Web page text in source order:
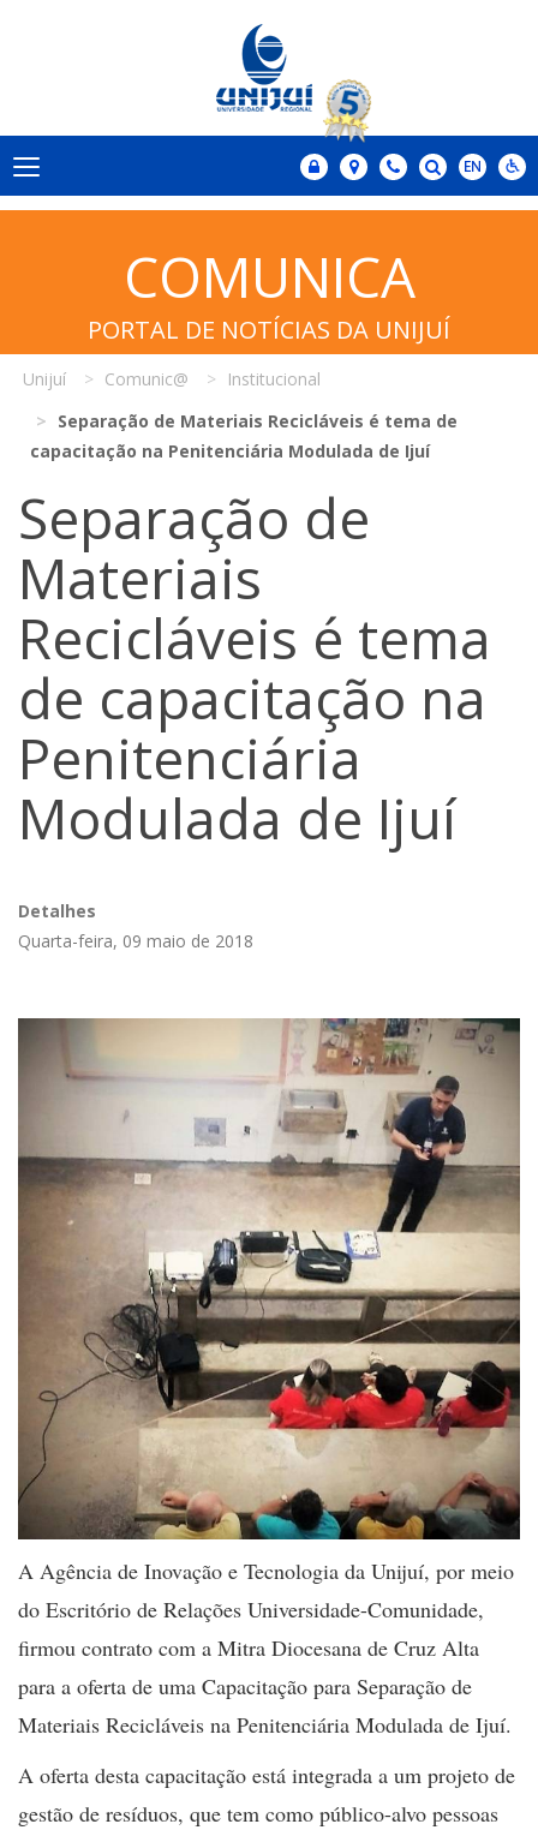
COMUNICA
PORTAL DE NOTÍCIAS DA UNIJUÍ
Unijuí Comunic@
Institucional
Separação de Materiais Recicláveis é tema de
capacitação na Penitenciária Modulada de Ijuí
Separação de
Materiais
Recicláveis é tema
de capacitação na
Penitenciária
Modulada de Ijuí
Detalhes
Quarta-feira, 09 maio de 2018
A Agência de Inovação e Tecnologia da Unijuí, por meio
do Escritório de Relações Universidade-Comunidade,
firmou contrato com a Mitra Diocesana de Cruz Alta
para a oferta de uma Capacitação para Separação de
Materiais Recicláveis na Penitenciária Modulada de Ijuí.
A oferta desta capacitação está integrada a um projeto de
gestão de resíduos, que tem como público-alvo pessoas